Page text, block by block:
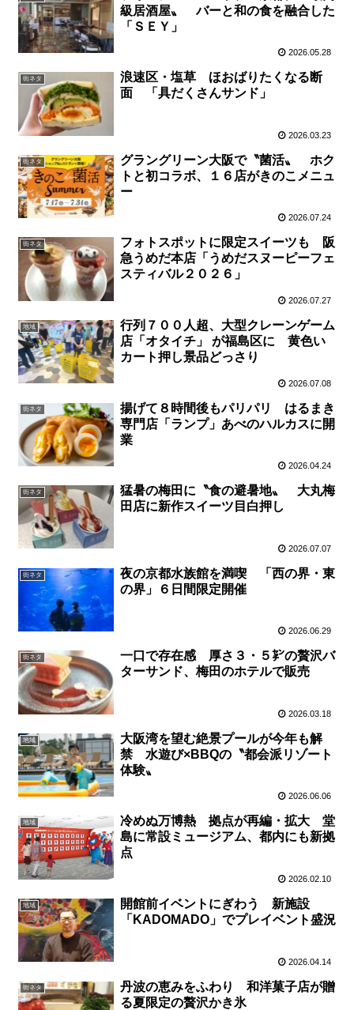
級居酒屋〟 バーと和の食を融合した
「ＳＥＹ」
2026.05.28
街ネタ
浪速区・塩草 ほおばりたくなる断
面 「具だくさんサンド」
2026.03.23
街ネタ
グラングリーン大阪で〝菌活〟 ホク
トと初コラボ、１６店がきのこメニュ
ー
2026.07.24
街ネタ
フォトスポットに限定スイーツも 阪
急うめだ本店「うめだスヌーピーフェ
スティバル２０２６」
2026.07.27
地域
行列７００人超、大型クレーンゲーム
店「オタイチ」 が福島区に 黄色い
カート押し景品どっさり
2026.07.08
街ネタ
揚げて８時間後もパリパリ はるまき
専門店「ランプ」あべのハルカスに開
業
2026.04.24
街ネタ
猛暑の梅田に〝食の避暑地〟 大丸梅
田店に新作スイーツ目白押し
2026.07.07
街ネタ
夜の京都水族館を満喫 「西の界・東
の界」６日間限定開催
2026.06.29
街ネタ
一口で存在感 厚さ３・５㌢の贅沢バ
ターサンド、梅田のホテルで販売
2026.03.18
地域
大阪湾を望む絶景プールが今年も解
禁 水遊び×BBQの〝都会派リゾート
体験〟
2026.06.06
地域
冷めぬ万博熱 拠点が再編・拡大 堂
島に常設ミュージアム、都内にも新拠
点
2026.02.10
地域
開館前イベントにぎわう 新施設
「KADOMADO」でプレイベント盛況
2026.04.14
街ネタ
丹波の恵みをふわり 和洋菓子店が贈
る夏限定の贅沢かき氷